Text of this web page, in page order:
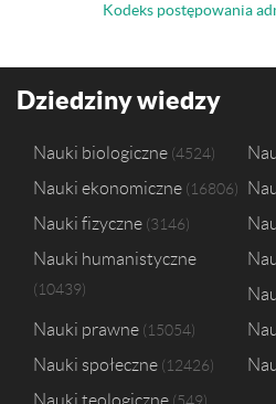
Kodeks postępowania
Dziedziny wiedzy
Nauki biologiczne 4524
Nauki ekonomiczne 16806
Nauki fizyczne 3146
Nauki humanistyczne
10439
Nauki prawne 15054
Nauki społeczne 12426
Nauki teologiczne